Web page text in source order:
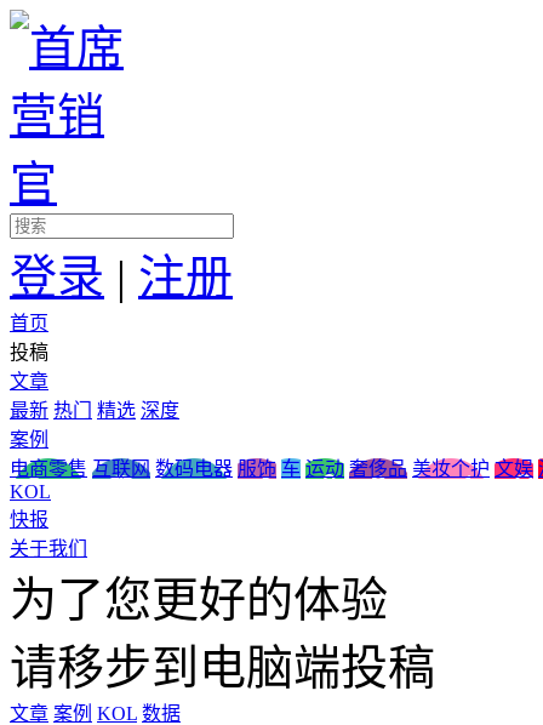
登录 | 注册
首页
投稿
文章
最新 热门 精选 深度
案例
电商零售 互联网 数码电器 服饰 车 运动 奢侈品 美妆个护 文娱
KOL
快报
关于我们
为了您更好的体验
请移步到电脑端投稿
文章 案例 KOL 数据